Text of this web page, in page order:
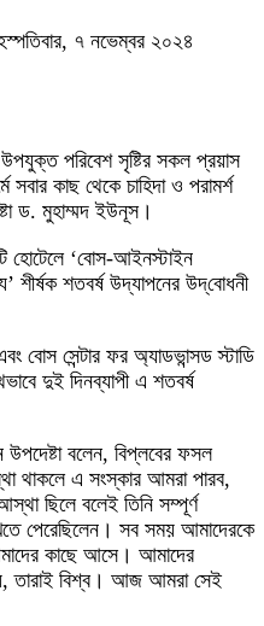
৭ নভেম্বর ২০২৪
পরিবেশ সৃষ্টির সকল প্রয়াস
কাছ থেকে চাহিদা ও পরামর্শ
ড. মুহাম্মদ ইউনূস।
হোটেলে ‘বোস-আইনস্টাইন
শীর্ষক শতবর্ষ উদ্‌যাপনের উদ্‌বোধনী
বোস সেন্টার ফর অ্যাডভান্সড স্টাডি
দুই দিনব্যাপী এ শতবর্ষ
উপদেষ্টা বলেন, বিপ্লবের ফসল
থাকলে এ সংস্কার আমরা পারব,
ছিলে বলেই তিনি সম্পূর্ণ
পেরেছিলেন। সব সময় আমাদেরকে
কাছে আসে। আমাদের
তারাই বিশ্ব। আজ আমরা সেই